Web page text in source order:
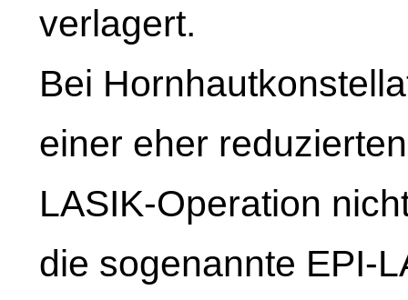
verlagert.
Bei
einer eher
LASIK-Operation
die sogenannte EPI-